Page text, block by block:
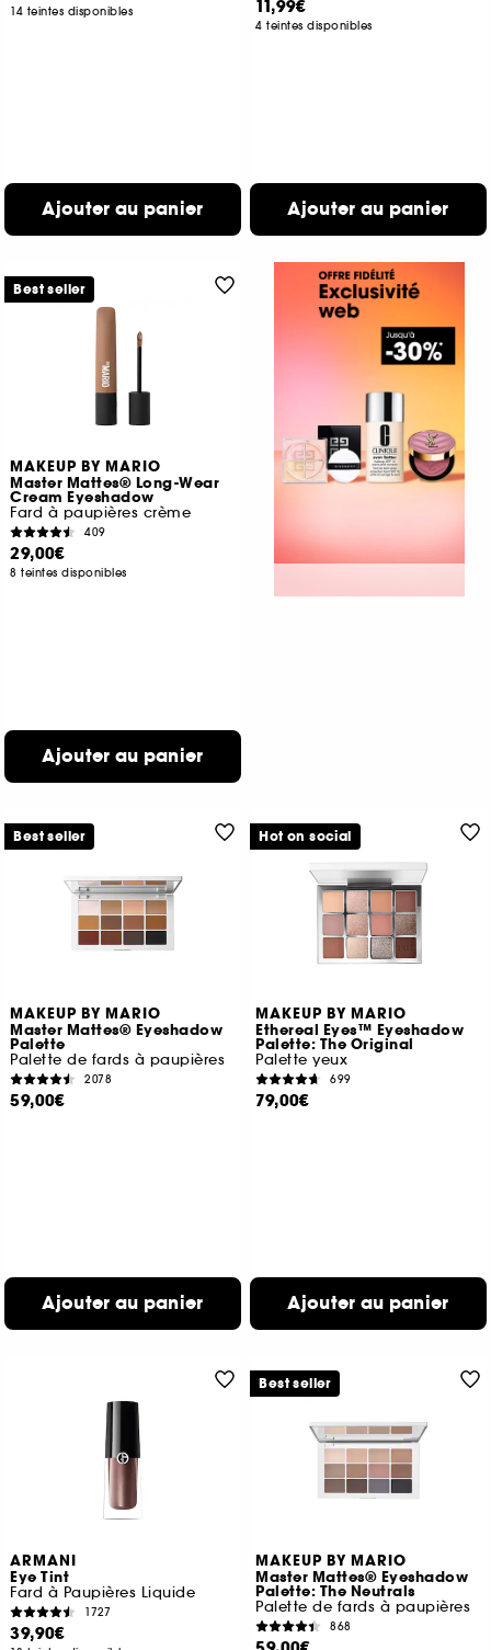
14 teintes disponibles
Ajouter au panier
11,99€
4 teintes disponibles
Ajouter au panier
MAKEUP BY MARIO
Master Mattes® Long-Wear
Cream Eyeshadow
Fard à paupières crème
409
29,00€
8 teintes disponibles
Ajouter au panier
Best seller
MAKEUP BY MARIO
Master Mattes® Eyeshadow
Palette
Palette de fards à paupières
2078
59,00€
Ajouter au panier
Best seller
MAKEUP BY MARIO
Ethereal Eyes™ Eyeshadow
Palette: The Original
Palette yeux
699
79,00€
Ajouter au panier
Hot on social
ARMANI
Eye Tint
Fard à Paupières Liquide
1727
39,90€
MAKEUP BY MARIO
Master Mattes® Eyeshadow
Palette: The Neutrals
Palette de fards à paupières
868
Best seller